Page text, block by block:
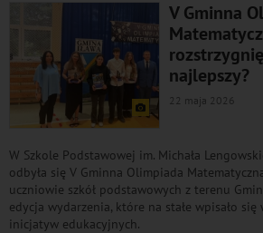
V Gminna
najlepszy?
22 maja 2026
W Szkole Podstawowej im. Michała
odbyła się V Gminna Olimpiada
uczniowie szkół podstawowych z terenu
edycja wydarzenia, które na stałe wpisało
inicjatyw edukacyjnych.